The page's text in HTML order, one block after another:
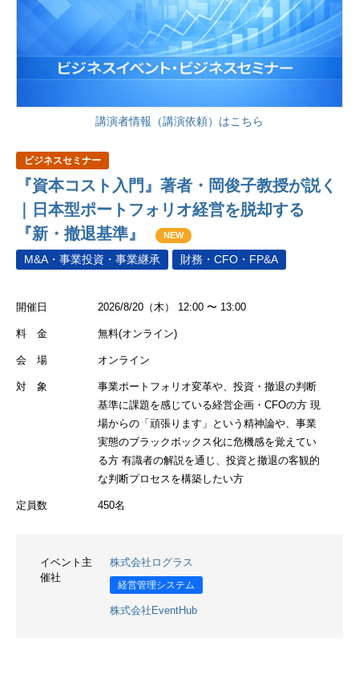
講演者情報（講演依頼）はこちら
ビジネスセミナー
『資本コスト入門』著者・岡俊子教授が説く
｜日本型ポートフォリオ経営を脱却する
『新・撤退基準』
NEW
M&A・事業投資・事業継承 財務・CFO・FP&A
開催日 2026/8/20（木） 12:00 〜 13:00
料 金 無料(オンライン)
会 場 オンライン
対 象
事業ポートフォリオ変革や、投資・撤退の判断
基準に課題を感じている経営企画・CFOの方 現
場からの「頑張ります」という精神論や、事業
実態のブラックボックス化に危機感を覚えてい
る方 有識者の解説を通じ、投資と撤退の客観的
な判断プロセスを構築したい方
定員数 450名
イベント主
催社
株式会社ログラス
経営管理システム
株式会社EventHub